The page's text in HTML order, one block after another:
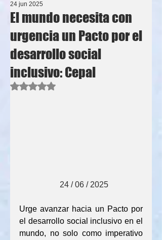
El mundo necesita con
urgencia un Pacto por el
desarrollo social
inclusivo: Cepal
24 jun 2025
Obtuvo NaN de 5 estrellas.
                    24 / 06 / 2025
Urge avanzar hacia un Pacto por
el desarrollo social inclusivo en el
mundo, no solo como imperativo